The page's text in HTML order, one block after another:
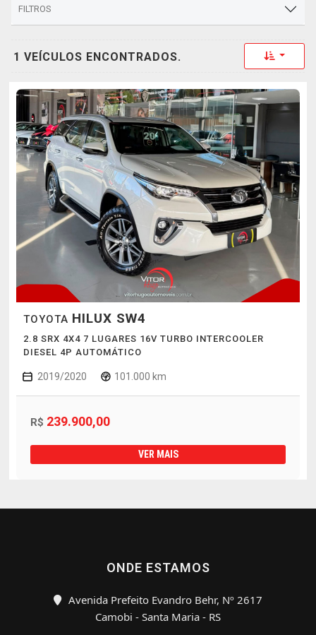
FILTROS
1 VEÍCULOS ENCONTRADOS. Toggle
TOYOTA HILUX SW4
2.8 SRX 4X4 7 LUGARES 16V TURBO INTERCOOLER
DIESEL 4P AUTOMÁTICO
2019/2020 101.000 km
R$ 239.900,00
VER MAIS
ONDE ESTAMOS
Avenida Prefeito Evandro Behr, Nº 2617
Camobi - Santa Maria - RS